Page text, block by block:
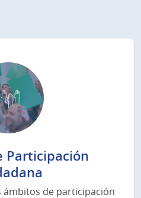
Participación
ámbitos de participación